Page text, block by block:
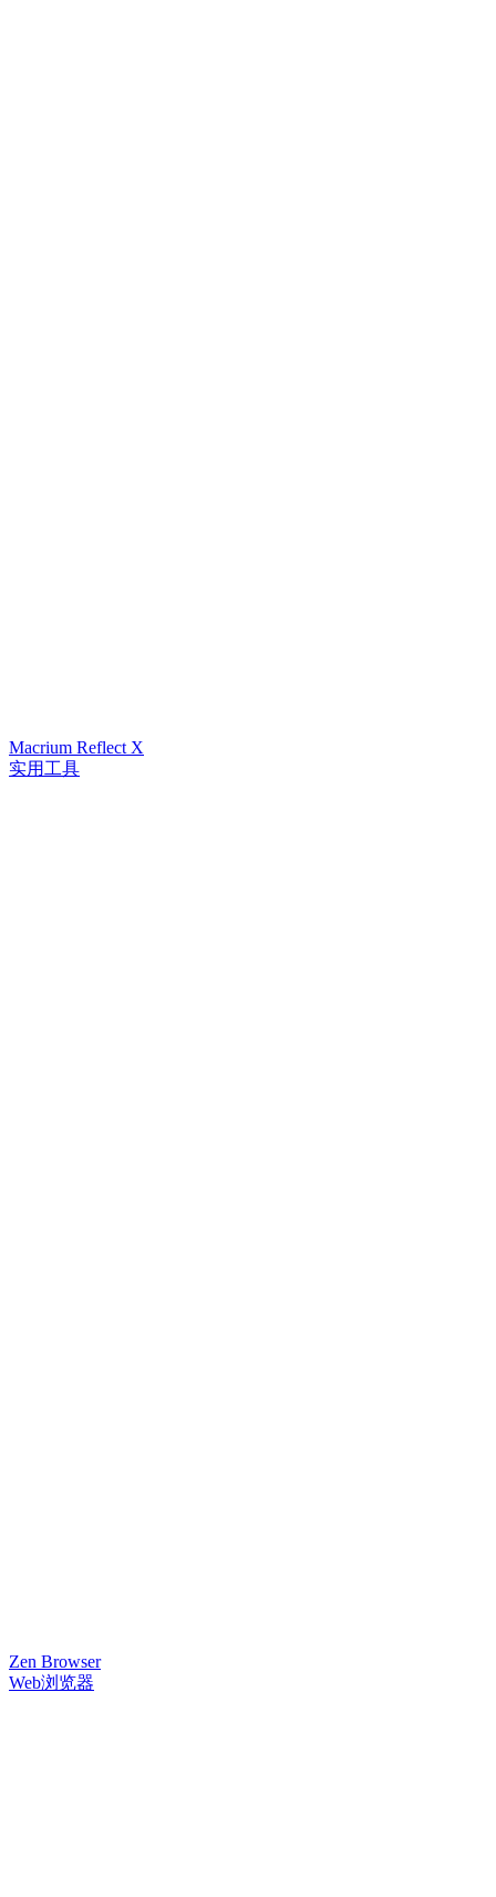
Macrium Reflect X
实用工具
Zen Browser
Web浏览器